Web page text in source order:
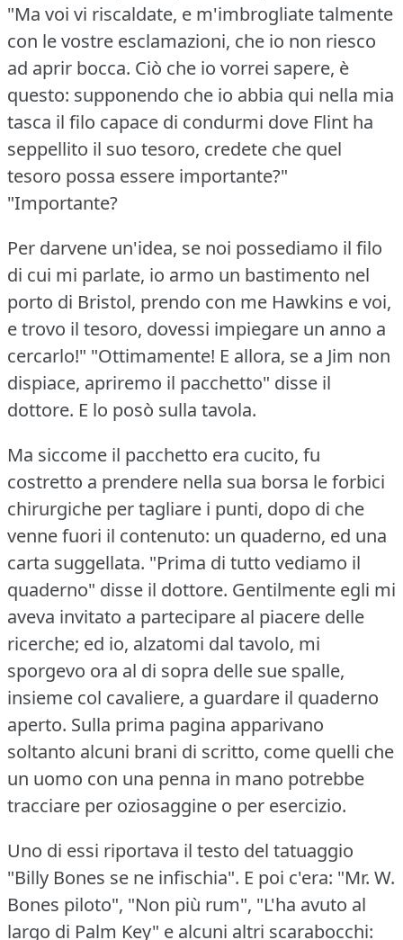
"Ma voi vi riscaldate, e m'imbrogliate talmente
con le vostre esclamazioni, che io non riesco
ad aprir bocca. Ciò che io vorrei sapere, è
questo: supponendo che io abbia qui nella mia
tasca il filo capace di condurmi dove Flint ha
seppellito il suo tesoro, credete che quel
tesoro possa essere importante?"
"Importante?
Per darvene un'idea, se noi possediamo il filo
di cui mi parlate, io armo un bastimento nel
porto di Bristol, prendo con me Hawkins e voi,
e trovo il tesoro, dovessi impiegare un anno a
cercarlo!" "Ottimamente! E allora, se a Jim non
dispiace, apriremo il pacchetto" disse il
dottore. E lo posò sulla tavola.
Ma siccome il pacchetto era cucito, fu
costretto a prendere nella sua borsa le forbici
chirurgiche per tagliare i punti, dopo di che
venne fuori il contenuto: un quaderno, ed una
carta suggellata. "Prima di tutto vediamo il
quaderno" disse il dottore. Gentilmente egli mi
aveva invitato a partecipare al piacere delle
ricerche; ed io, alzatomi dal tavolo, mi
sporgevo ora al di sopra delle sue spalle,
insieme col cavaliere, a guardare il quaderno
aperto. Sulla prima pagina apparivano
soltanto alcuni brani di scritto, come quelli che
un uomo con una penna in mano potrebbe
tracciare per oziosaggine o per esercizio.
Uno di essi riportava il testo del tatuaggio
"Billy Bones se ne infischia". E poi c'era: "Mr. W.
Bones piloto", "Non più rum", "L'ha avuto al
largo di Palm Key" e alcuni altri scarabocchi: